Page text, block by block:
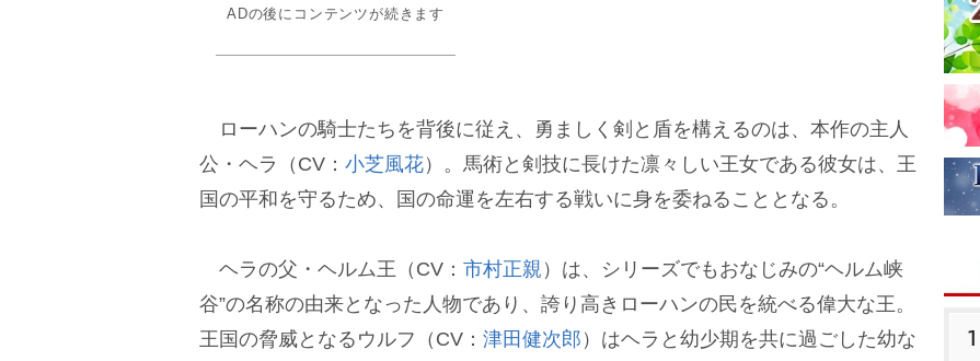
ADの後にコンテンツが続きます
ローハンの騎士たちを背後に従え、勇ましく剣と盾を構えるのは、本作の主人
公・ヘラ（CV： 小芝風花）。馬術と剣技に長けた凛々しい王女である彼女は、王
国の平和を守るため、国の命運を左右する戦いに身を委ねることとなる。
ヘラの父・ヘルム王（CV： 市村正親 ）は、シリーズでもおなじみの“ヘルム峡
谷”の名称の由来となった人物であり、誇り高きローハンの民を統べる偉大な王。
王国の脅威となるウルフ（CV： 津田健次郎 ）はヘラと幼少期を共に過ごした幼な
1